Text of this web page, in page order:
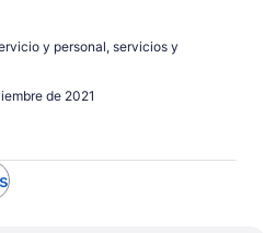
y personal, servicios y
de 2021